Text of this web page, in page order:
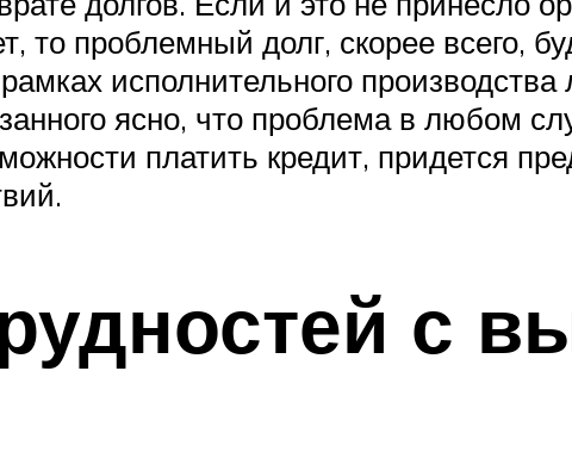
то проблемный долг, скорее всего,
исполнительного
ясно, что проблема в любом
платить кредит, придется
с